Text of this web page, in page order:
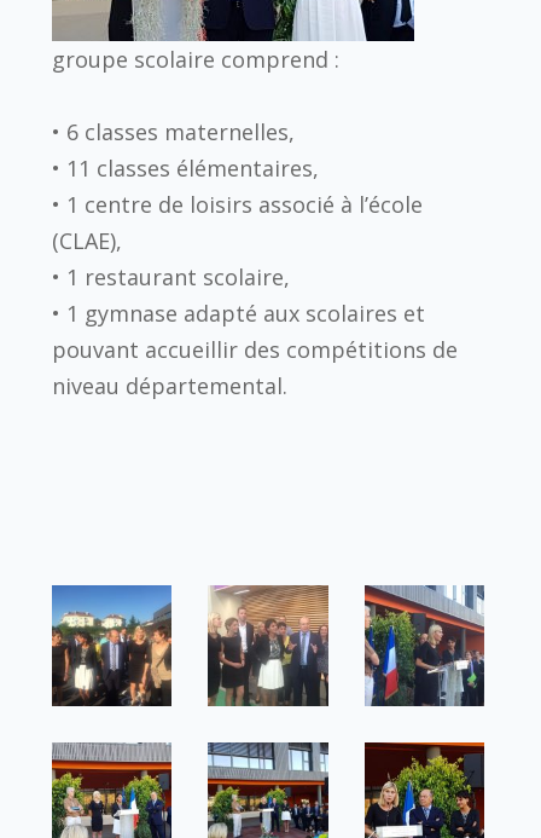
groupe scolaire comprend :
• 6 classes maternelles,
• 11 classes élémentaires,
• 1 centre de loisirs associé à l’école
(CLAE),
• 1 restaurant scolaire,
• 1 gymnase adapté aux scolaires et
pouvant accueillir des compétitions de
niveau départemental.